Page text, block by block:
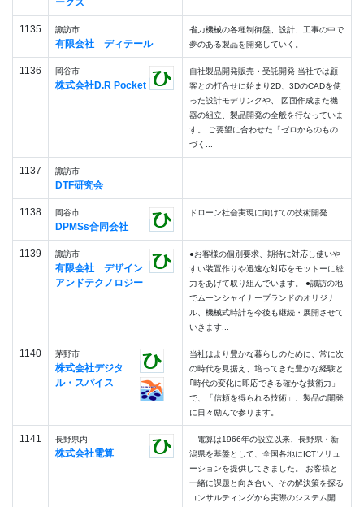
ークス
1135 諏訪市
有限会社 ディテール
省力機械の各種制御盤、設計、工事の中で
夢のある製品を開発していく。
1136 岡谷市
株式会社D.R Pocket
自社製品開発販売・受託開発 当社では顧
客との打合せに始まり2D、3DのCADを使
った設計モデリングや、 図面作成また機
器の組立、製品開発の全般を行なっていま
す。 ご要望に合わせた「ゼロからのもの
づく...
1137 諏訪市
DTF研究会
1138 岡谷市
DPMSs合同会社
ドローン社会実現に向けての技術開発
1139 諏訪市
有限会社 デザイン
アンドテクノロジー
●お客様の個別要求、期待に対応し使いや
すい装置作りや迅速な対応をモットーに総
力をあげて取り組んでいます。 ●諏訪の地
でムーンシャイナーブランドのオリジナ
ル、機械式時計を今後も継続・展開させて
いきます...
1140 茅野市
株式会社デジタ
ル・スパイス
当社はより豊かな暮らしのために、常に次
の時代を見据え、培ってきた豊かな経験と
｢時代の変化に即応できる確かな技術力」
で、「信頼を得られる技術」、製品の開発
に日々励んで参ります。
1141 長野県内
株式会社電算
電算は1966年の設立以来、長野県・新
潟県を基盤として、全国各地にICTソリュ
ーションを提供してきました。 お客様と
一緒に課題と向き合い、その解決策を探る
コンサルティングから実際のシステム開